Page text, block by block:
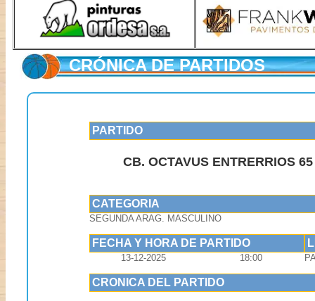
CRÓNICA DE PARTIDOS
PARTIDO
CB. OCTAVUS ENTRERRIOS
CATEGORIA
SEGUNDA ARAG. MASCULINO
FECHA Y HORA DE PARTIDO
13-12-2025 18:00
CRONICA DEL PARTIDO